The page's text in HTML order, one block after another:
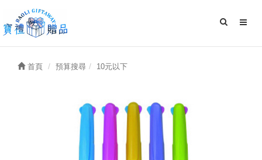
首頁 預算搜尋 10元以下